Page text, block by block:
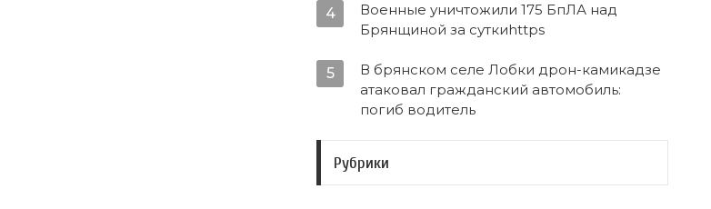
4
Военные уничтожили 175 БпЛА над
Брянщиной за суткиhttps
5
В брянском селе Лобки дрон-камикадзе
атаковал гражданский автомобиль:
погиб водитель
Рубрики